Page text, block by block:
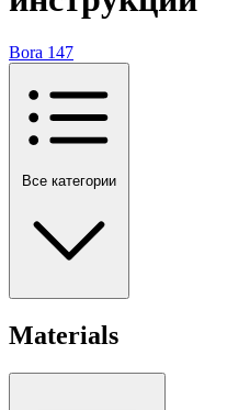
Bora 147
Все категории
Materials